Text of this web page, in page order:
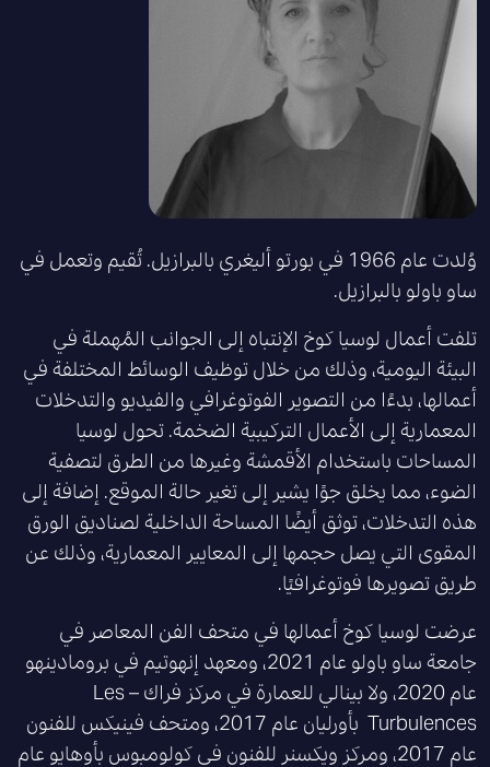
وُلدت عام 1966 في بورتو أليغري بالبرازيل. تُقيم وتعمل في
ساو باولو بالبرازيل.
تلفت أعمال لوسيا كوخ الإنتباه إلى الجوانب المُهملة في
البيئة اليومية، وذلك من خلال توظيف الوسائط المختلفة في
أعمالها، بدءًا من التصوير الفوتوغرافي والفيديو والتدخلات
المعمارية إلى الأعمال التركيبية الضخمة. تحول لوسيا
المساحات باستخدام الأقمشة وغيرها من الطرق لتصفية
الضوء، مما يخلق جوًا يشير إلى تغير حالة الموقع. إضافة إلى
هذه التدخلات، توثق أيضًا المساحة الداخلية لصناديق الورق
المقوى التي يصل حجمها إلى المعايير المعمارية، وذلك عن
طريق تصويرها فوتوغرافيًا.
عرضت لوسيا كوخ أعمالها في متحف الفن المعاصر في
جامعة ساو باولو عام 2021، ومعهد إنهوتيم في برومادينهو
عام 2020، ولا بينالي للعمارة في مركز فراك – Les
Turbulences
بأورليان عام 2017، ومتحف فينيكس للفنون
عام 2017، ومركز ويكسنر للفنون في كولومبوس بأوهايو عام